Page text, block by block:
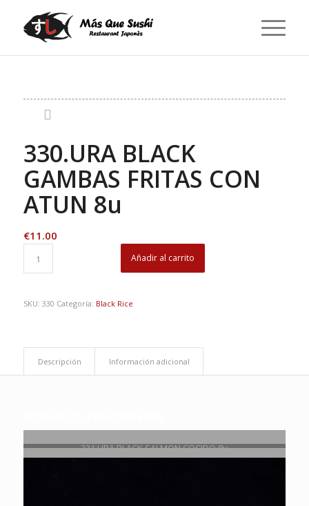
330.URA BLACK
GAMBAS FRITAS CON
ATUN 8u
€11.00
Añadir al carrito
SKU: 330 Categoría: Black Rice
Descripción Información adicional
331.URA BLACK SALMON COCIDO 8u
€9.00
227.BLACK RICE TARTAR DE SALMON AGUACATE